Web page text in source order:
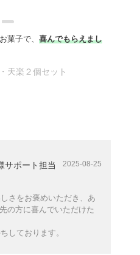
菓子で、 喜んでもらえまし
天楽２個セット
サポート担当 2025-08-25
さをお褒めいただき、あ
の方に喜んでいただけた
しております。